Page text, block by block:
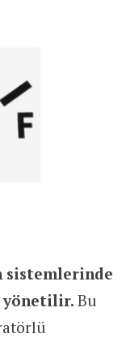
sistemlerinde
yönetilir. Bu